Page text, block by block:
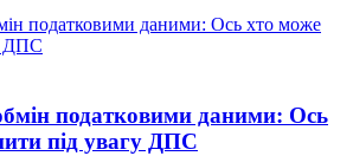
податковими даними: Ось
під увагу ДПС